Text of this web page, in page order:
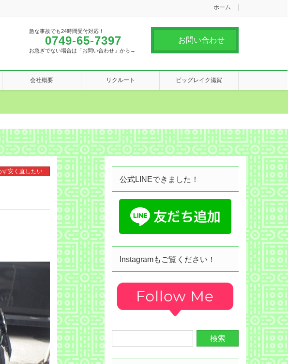
ホーム
急な事故でも24時間受付対応！
0749-65-7397
お急ぎでない場合は「お問い合わせ」から→
お問い合わせ
会社概要 リクルート ビッグレイク滋賀
ず安く直したい
公式LINEできました！
Instagramもご覧ください！